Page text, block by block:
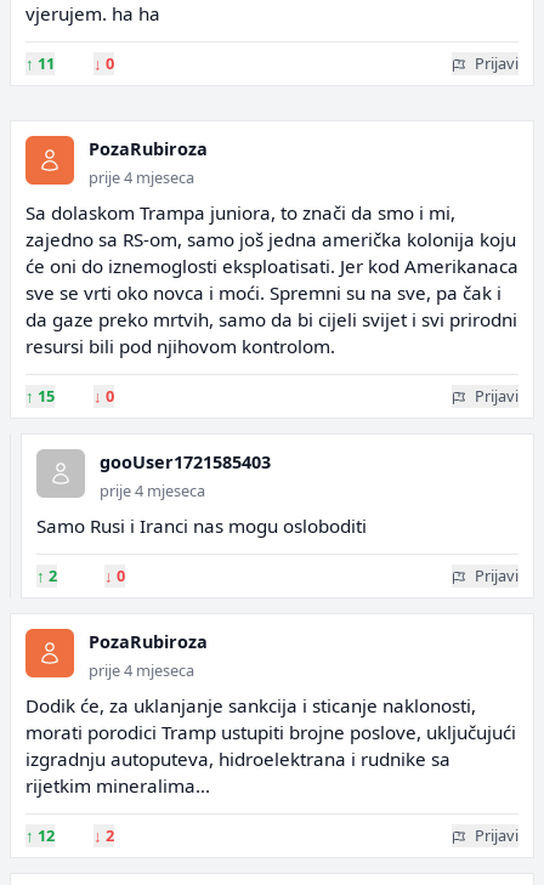
vjerujem. ha ha
↑ 11 ↓ 0 Prijavi
PozaRubiroza
prije 4 mjeseca
Sa dolaskom Trampa juniora, to znači da smo i mi,
zajedno sa RS-om, samo još jedna američka kolonija koju
će oni do iznemoglosti eksploatisati. Jer kod Amerikanaca
sve se vrti oko novca i moći. Spremni su na sve, pa čak i
da gaze preko mrtvih, samo da bi cijeli svijet i svi prirodni
resursi bili pod njihovom kontrolom.
↑ 15 ↓ 0 Prijavi
gooUser1721585403
prije 4 mjeseca
Samo Rusi i Iranci nas mogu osloboditi
↑ 2 ↓ 0 Prijavi
PozaRubiroza
prije 4 mjeseca
Dodik će, za uklanjanje sankcija i sticanje naklonosti,
morati porodici Tramp ustupiti brojne poslove, uključujući
izgradnju autoputeva, hidroelektrana i rudnike sa
rijetkim mineralima...
↑ 12 ↓ 2 Prijavi